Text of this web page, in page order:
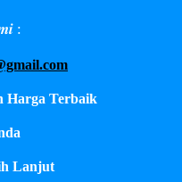
:
Harga Terbaik
Lanjut